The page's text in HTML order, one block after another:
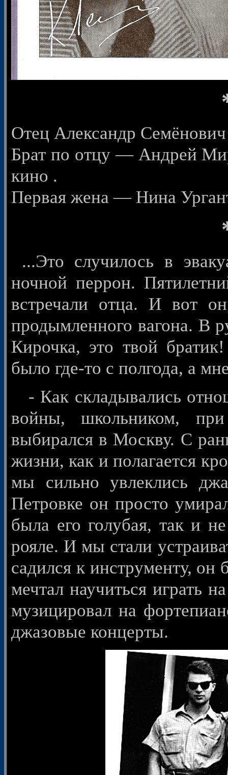
Отец Александр
Брат по отцу — Андрей
кино .
Первая жена — Нина
...Это случилось в
ночной перрон.
встречали отца. И вот
продымленного вагона. В
Кирочка, это твой
было где-то с полгода, а
- Как складывались
войны, школьником,
выбирался в Москву. С
жизни, как и полагается
мы сильно увлеклись
Петровке он просто
была его голубая, так и
рояле. И мы стали
садился к инструменту,
мечтал научиться играть
музицировал на
джазовые концерты.